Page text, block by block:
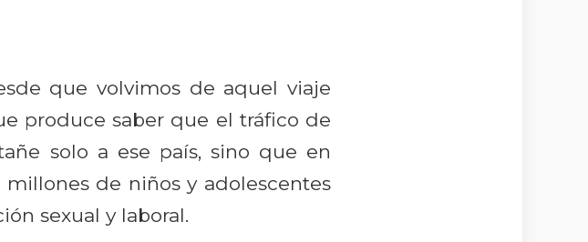
que volvimos de aquel viaje
produce saber que el tráfico de
solo a ese país, sino que en
de niños y adolescentes
sexual y laboral.